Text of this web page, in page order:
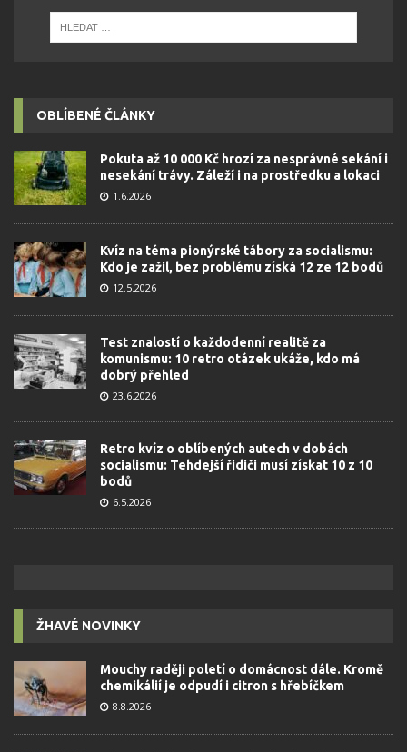
OBLÍBENÉ ČLÁNKY
Pokuta až 10 000 Kč hrozí za nesprávné sekání i
nesekání trávy. Záleží i na prostředku a lokaci
1.6.2026
Kvíz na téma pionýrské tábory za socialismu:
Kdo je zažil, bez problému získá 12 ze 12 bodů
12.5.2026
Test znalostí o každodenní realitě za
komunismu: 10 retro otázek ukáže, kdo má
dobrý přehled
23.6.2026
Retro kvíz o oblíbených autech v dobách
socialismu: Tehdejší řidiči musí získat 10 z 10
bodů
6.5.2026
ŽHAVÉ NOVINKY
Mouchy raději poletí o domácnost dále. Kromě
chemikálií je odpudí i citron s hřebíčkem
8.8.2026